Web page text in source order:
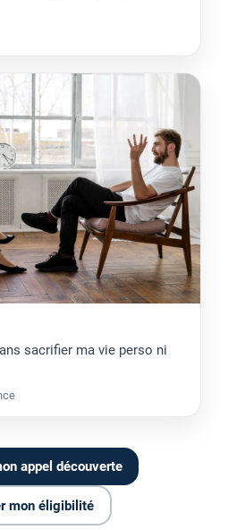
sacrifier ma vie perso ni
appel découverte
mon éligibilité